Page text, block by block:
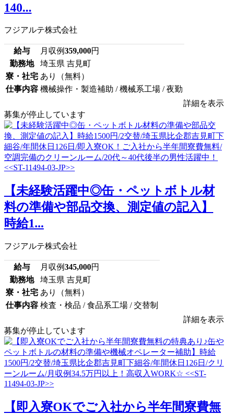
140...
フジアルテ株式会社
給与 月収例359,000円
勤務地
埼玉県 吉見町
寮・社宅 あり（無料）
仕事内容 機械操作・製造補助 / 機械系工場 / 夜勤
詳細を表示
募集が停止しています
【未経験活躍中◎缶・ペットボトル材
料の準備や部品交換、測定値の記入】
時給1...
フジアルテ株式会社
給与 月収例345,000円
勤務地
埼玉県 吉見町
寮・社宅 あり（無料）
仕事内容 検査・検品 / 食品系工場 / 交替制
詳細を表示
募集が停止しています
【即入寮OKでご入社から半年間寮費無